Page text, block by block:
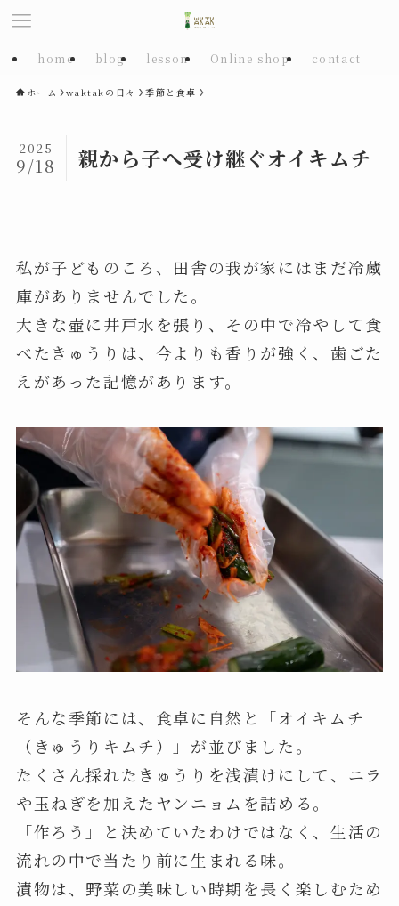
home blog lesson Online shop contact
ホーム waktakの日々 季節と食卓
親から子へ受け継ぐオイキムチ
2025
9/18
私が子どものころ、田舎の我が家にはまだ冷蔵
庫がありませんでした。
大きな壺に井戸水を張り、その中で冷やして食
べたきゅうりは、今よりも香りが強く、歯ごた
えがあった記憶があります。
そんな季節には、食卓に自然と「オイキムチ
（きゅうりキムチ）」が並びました。
たくさん採れたきゅうりを浅漬けにして、ニラ
や玉ねぎを加えたヤンニョムを詰める。
「作ろう」と決めていたわけではなく、生活の
流れの中で当たり前に生まれる味。
漬物は、野菜の美味しい時期を長く楽しむため